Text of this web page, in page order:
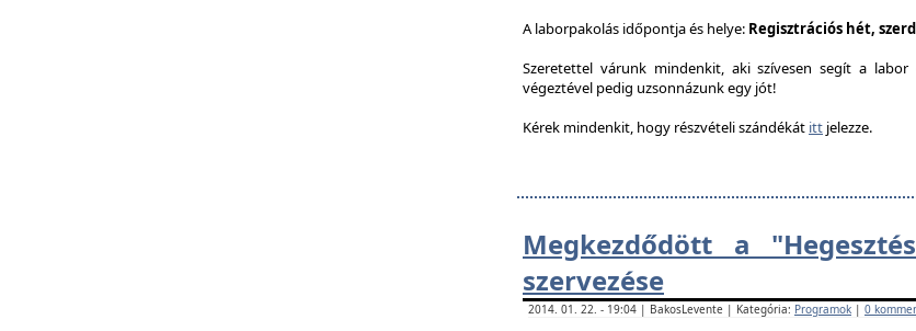
A laborpakolás időpontja és helye: Regisztrációs hét,
Szeretettel várunk mindenkit, aki szívesen segít a
végeztével pedig uzsonnázunk egy jót!
Kérek mindenkit, hogy részvételi szándékát itt jelezze.
Megkezdődött a
szervezése
2014. 01. 22. - 19:04 | BakosLevente | Kategória: Programok | 0